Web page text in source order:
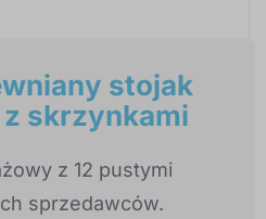
stojak
skrzynkami
z 12 pustymi
sprzedawców.